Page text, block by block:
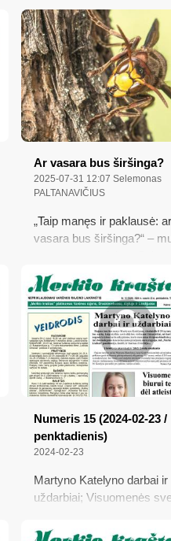
A. M. Brazauską ir
socialdemokratus; Varėna –
ketvirtoji Vytauto sostinė?;
atskrenda dronas ar
pavojus...
Ar vasara bus širšinga?
2025-07-31 12:07 Selemonas
PALTANAVIČIUS
„Taip manęs ir paklausė:
vasara bus širšinga?“ –
Paltanavičius...
Numeris 15 (2024-02-23 /
penktadienis)
2024-02-23
Martyno Katelyno darbai ir
uždarbiai; Visuomenės
darbuotojų; Ukrainos